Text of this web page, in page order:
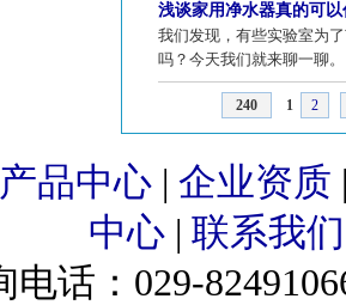
浅谈家用净水器真的可
我们发现，有些实验室为
吗？今天我们就来聊一聊。
240 1 2
产品中心 | 企业资质
中心 | 联系我们
电话：029-